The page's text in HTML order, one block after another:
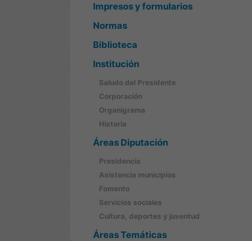
Impresos y formularios
Normas
Biblioteca
Institución
Saludo del Presidente
Corporación
Organigrama
Historia
Áreas Diputación
Presidencia
Asistencia municipios
Fomento
Servicios sociales
Cultura, deportes y juventud
Áreas Temáticas